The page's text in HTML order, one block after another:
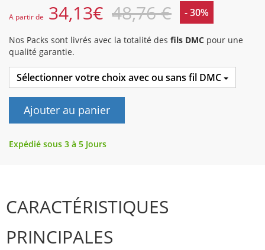
A partir de 34,13€ 48,76 € - 30%
Nos Packs sont livrés avec la totalité des fils DMC pour une
qualité garantie.
Sélectionner votre choix avec ou sans fil DMC
Ajouter au panier
Expédié sous 3 à 5 Jours
CARACTÉRISTIQUES
PRINCIPALES